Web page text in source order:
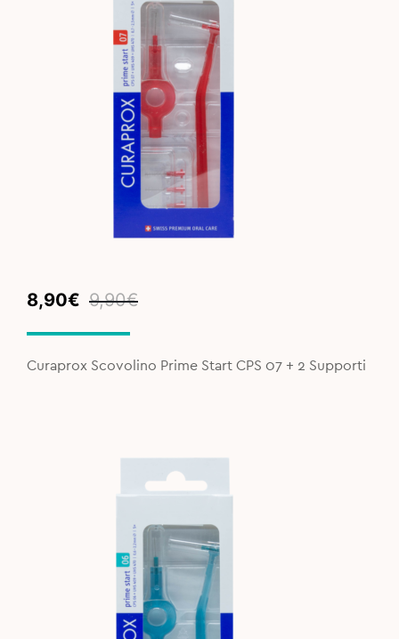
9,90€
Original
was:
9,90€.
8,90€
Current
is:
8,90€.
Curaprox Scovolino Prime Start CPS 07 + 2 Supporti